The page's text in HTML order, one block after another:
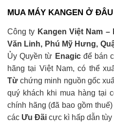
MUA MÁY KANGEN Ở
Công ty Kangen Việt Nam
Văn Linh, Phú Mỹ Hưng,
Ủy Quyền từ Enagicđể bán
hãng tại Việt Nam, có thể
Từ chứng minh nguồn gốc
quý khách khi mua hàng tại
chính hãng (đã bao gồm
các Ưu Đãi cực kì hấp dẫn tùy